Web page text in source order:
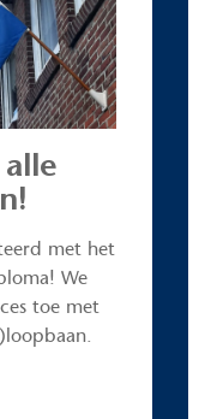
met het
We
toe met